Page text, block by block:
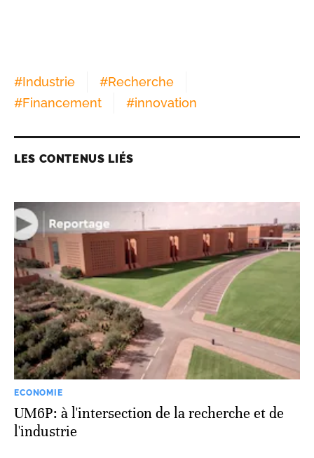
#Industrie #Recherche
#Financement #innovation
LES CONTENUS LIÉS
ECONOMIE
UM6P: à l'intersection de la recherche et de
l'industrie